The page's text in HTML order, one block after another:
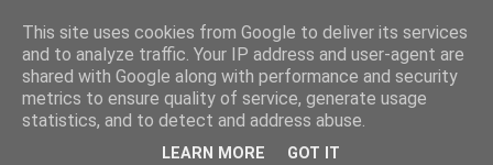
This site uses cookies from Google to deliver its services
and to analyze traffic. Your IP address and user-agent are
shared with Google along with performance and security
metrics to ensure quality of service, generate usage
statistics, and to detect and address abuse.
LEARN MORE GOT IT